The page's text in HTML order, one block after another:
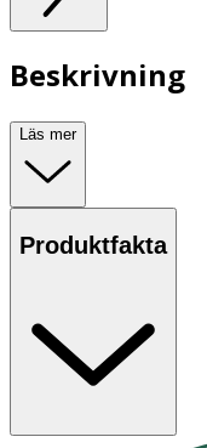
Beskrivning
Läs mer
Produktfakta